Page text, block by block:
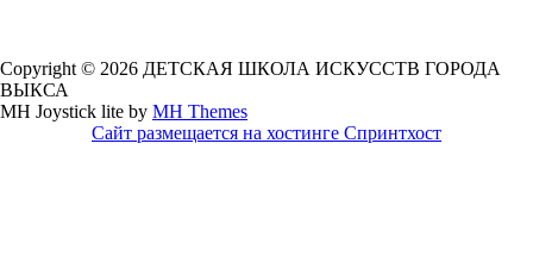
Copyright © 2026 ДЕТСКАЯ ШКОЛА ИСКУССТВ ГОРОДА
ВЫКСА
MH Joystick lite by MH Themes
Сайт размещается на хостинге Спринтхост